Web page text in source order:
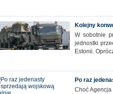
Kolejny
W sobotnie
jednostki
Estonii.
Po raz
Choć